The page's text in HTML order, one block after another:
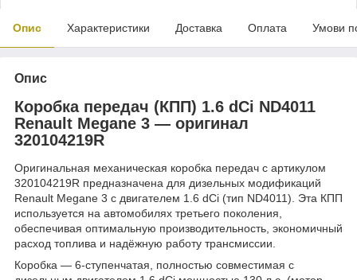
Опис Характеристики Доставка Оплата Умови
Опис
Коробка передач (КПП) 1.6 dCi ND4011
Renault Megane 3 — оригинал
320104219R
Оригинальная механическая коробка передач с артикулом
320104219R предназначена для дизельных модификаций
Renault Megane 3 с двигателем 1.6 dCi (тип ND4011). Эта КПП
используется на автомобилях третьего поколения,
обеспечивая оптимальную производительность, экономичный
расход топлива и надёжную работу трансмиссии.
Коробка — 6-ступенчатая, полностью совместимая с